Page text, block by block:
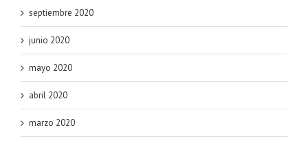
septiembre 2020
junio 2020
mayo 2020
abril 2020
marzo 2020